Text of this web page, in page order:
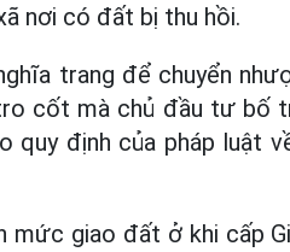
nơi có đất bị thu hồi.
trang để chuyển
cốt mà chủ đầu tư bố
định của pháp luật
giao đất ở khi cấp